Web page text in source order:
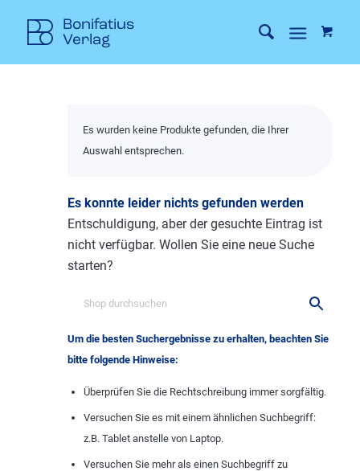
Es wurden keine Produkte gefunden, die Ihrer
Auswahl entsprechen.
Es konnte leider nichts gefunden werden
Entschuldigung, aber der gesuchte Eintrag ist
nicht verfügbar. Wollen Sie eine neue Suche
starten?
Um die besten Suchergebnisse zu erhalten, beachten Sie
bitte folgende Hinweise:
Überprüfen Sie die Rechtschreibung immer sorgfältig.
Versuchen Sie es mit einem ähnlichen Suchbegriff:
z.B. Tablet anstelle von Laptop.
Versuchen Sie mehr als einen Suchbegriff zu